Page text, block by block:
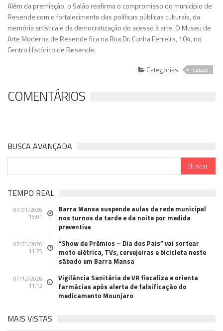
Além da premiação, o Salão reafirma o compromisso do município de
Resende com o fortalecimento das políticas públicas culturais, da
memória artística e da democratização do acesso à arte. O Museu de
Arte Moderna de Resende fica na Rua Dr. Cunha Ferreira, 104, no
Centro Histórico de Resende.
Categorias Cidade
COMENTÁRIOS
BUSCA AVANÇADA
TEMPO REAL
07/01/2026
15:01
Barra Mansa suspende aulas da rede municipal
nos turnos da tarde e da noite por medida
preventiva
07/25/2026
11:25
“Show de Prêmios – Dia dos Pais” vai sortear
moto elétrica, TVs, cervejeiras e bicicleta neste
sábado em Barra Mansa
07/12/2026
11:12
Vigilância Sanitária de VR fiscaliza e orienta
farmácias após alerta de falsificação do
medicamento Mounjaro
MAIS VISTAS